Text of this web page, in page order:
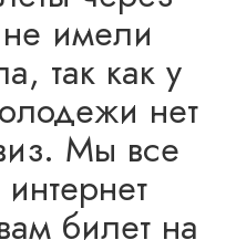
имели
так как у
нет
Мы все
билет на